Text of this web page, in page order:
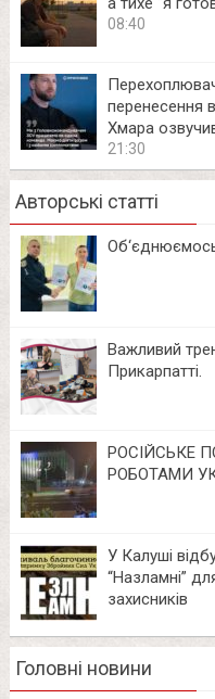
08:40
перенесення
Хмара
21:30
Авторські статті
Важливий
Прикарпатті.
РОСІЙСЬКЕ
РОБОТАМИ
У Калуші
“Назламні”
захисників
Головні новини